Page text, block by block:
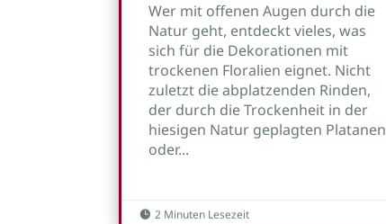
Wer mit offenen Augen durch die
Natur geht, entdeckt vieles, was
sich für die Dekorationen mit
trockenen Floralien eignet. Nicht
zuletzt die abplatzenden Rinden,
der durch die Trockenheit in der
hiesigen Natur geplagten Platanen
oder...
 2 Minuten Lesezeit